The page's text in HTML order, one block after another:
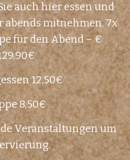
auch hier essen und
abends mitnehmen. 7x
für den Abend – €
12,50€
8,50€
Veranstaltungen um